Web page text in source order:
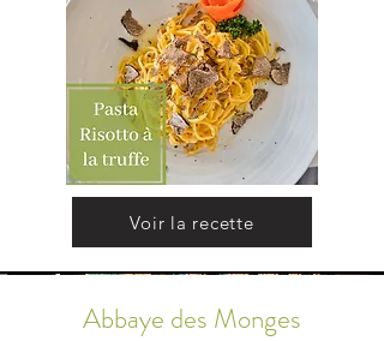
Voir la recette
Abbaye des Monges